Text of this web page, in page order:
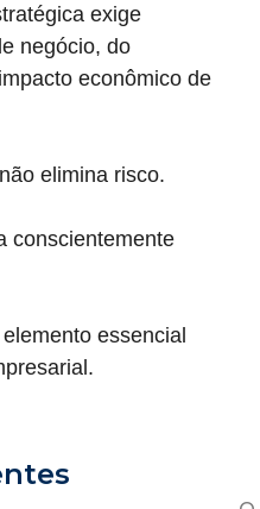
exige
negócio, do
econômico de
elimina risco.
conscientemente
essencial